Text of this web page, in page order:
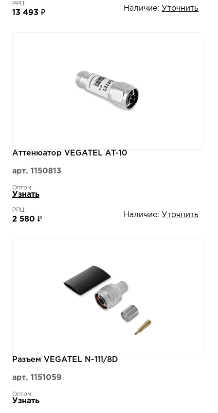
РРЦ:
13 493 ₽
Наличие: Уточнить
Аттенюатор VEGATEL AT-10
арт. 1150813
Оптом:
Узнать
РРЦ:
2 580 ₽
Наличие: Уточнить
Разъем VEGATEL N-111/8D
арт. 1151059
Оптом:
Узнать